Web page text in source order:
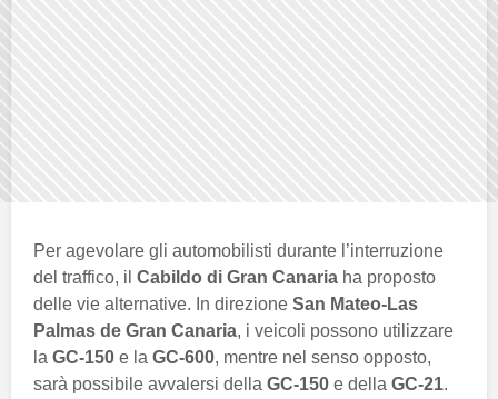
Per agevolare gli automobilisti durante l’interruzione
del traffico, il Cabildo di Gran Canaria ha proposto
delle vie alternative. In direzione San Mateo-Las
Palmas de Gran Canaria, i veicoli possono utilizzare
la GC-150 e la GC-600, mentre nel senso opposto,
sarà possibile avvalersi della GC-150 e della GC-21.